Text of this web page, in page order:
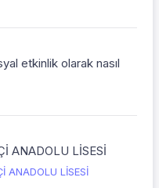
etkinlik olarak nasıl
ANADOLU LİSESİ
ANADOLU LİSESİ